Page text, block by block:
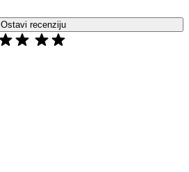
Ostavi recenziju